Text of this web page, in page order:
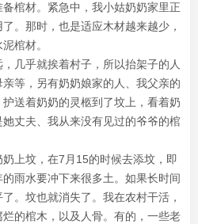
棺材。紧急中，我小姑奶奶家里正
。那时，也是适应木材越来越少，
棺材。
几乎就挨着村子，所以抬架子的人
等，另有奶奶娘家的人、我父亲的
送着奶奶的灵柩到了坟上，看着奶
丈夫、我从来没有见过的爷爷的棺
上坟，在7月15的时候去添坟，即
雨水要冲下来很多土。如果长时间
。坟也就消失了。我在农村干活，
的棺木，以及人骨。有的，一些老